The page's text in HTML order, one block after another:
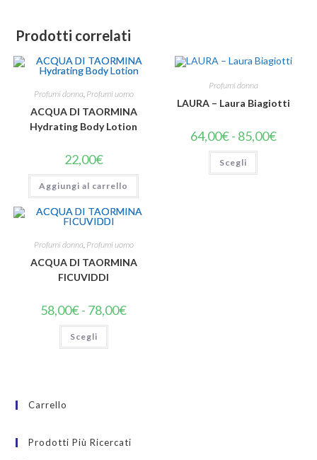
Prodotti correlati
Profumi donna Profumi uomo
ACQUA DI TAORMINA
Hydrating Body Lotion
22,00€
Aggiungi al carrello
Profumi donna
LAURA – Laura Biagiotti
64,00€- 85,00€
Scegli
Profumi donna, Profumi uomo
ACQUA DI TAORMINA
FICUVIDDI
58,00€- 78,00€
Scegli
Carrello
Prodotti Più Ricercati